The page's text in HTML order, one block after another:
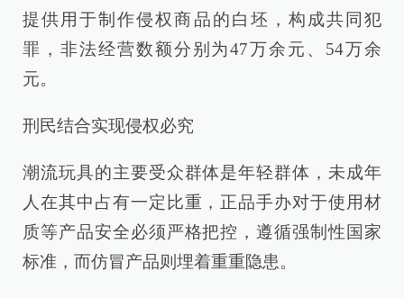
提供用于制作侵权商品的白坯，构成共同犯
罪，非法经营数额分别为47万余元、54万余
元。
刑民结合实现侵权必究
潮流玩具的主要受众群体是年轻群体，未成年
人在其中占有一定比重，正品手办对于使用材
质等产品安全必须严格把控，遵循强制性国家
标准，而仿冒产品则埋着重重隐患。